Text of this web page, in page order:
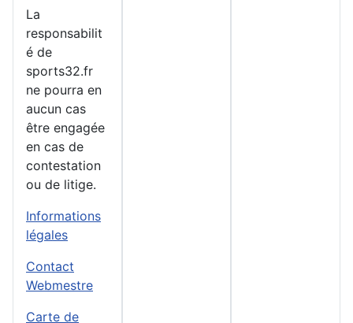
La
responsabilit
é de
sports32.fr
ne pourra en
aucun cas
être engagée
en cas de
contestation
ou de litige.
Informations
légales
Contact
Webmestre
Carte de